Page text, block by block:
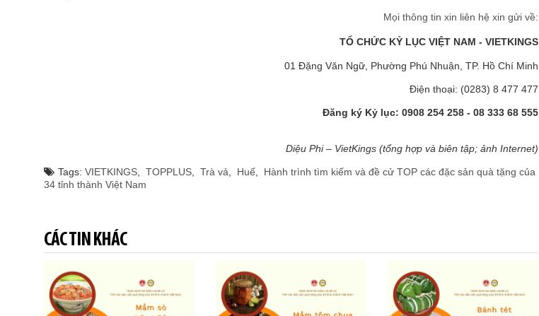
Mọi thông tin xin liên hệ xin gửi về:
TỔ CHỨC KỶ LỤC VIỆT NAM - VIETKINGS
01 Đặng Văn Ngữ, Phường Phú Nhuận, TP. Hồ Chí Minh
Điện thoại: (0283) 8 477 477
Đăng ký Kỷ lục: 0908 254 258 - 08 333 68 555
Diệu Phi – VietKings (tổng hợp và biên tập; ảnh Internet)
Tags: VIETKINGS TOPPLUS Trà vả Huế
Hành trình tìm kiếm và đề cử TOP các đặc sản quà tặng của
34 tỉnh thành Việt Nam
CÁC TIN KHÁC